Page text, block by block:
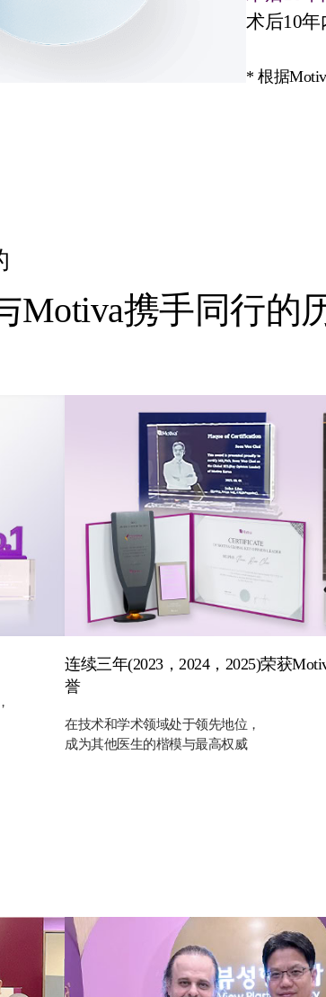
术后10年
* 根据
Motiva携手同行的
连续三年(2023，2024，2025)荣获
誉
在技术和学术领域处于领先地位，
成为其他医生的楷模与最高权威